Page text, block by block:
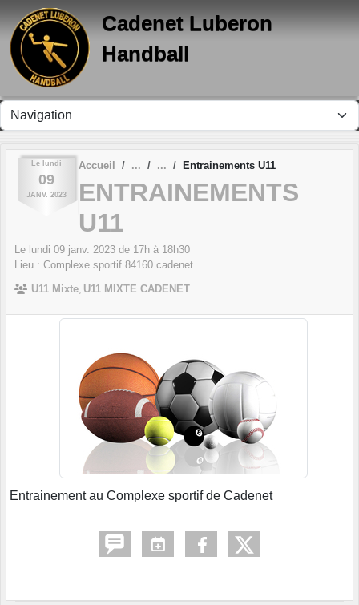
Cadenet Luberon
Handball
Le lundi
09
JANV. 2023
Accueil Entrainements U11
ENTRAINEMENTS
U11
Le lundi 09 janv. 2023 de 17h à 18h30
Lieu : Complexe sportif 84160 cadenet
U11 Mixte U11 MIXTE CADENET
Entrainement au Complexe sportif de Cadenet
Panneau de gestion des cookies